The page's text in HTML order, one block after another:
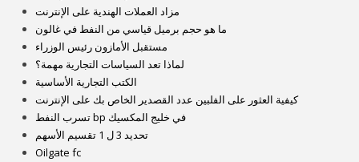
مزاد العملات الهندية على الإنترنت
ما هو حجم برميل قياسي من النفط في غالون
مستقبل الأمازون رئيس الوزراء
لماذا تعد السياسات التجارية مهمة؟
الكتب التجارية الأساسية
كيفية العثور على الفلبين عدد القصدير الخاص بك على الإنترنت
تسرب النفط bp في خليج المكسيك
تحديد 3 ل 1 تقسيم الأسهم
Oilgate fc